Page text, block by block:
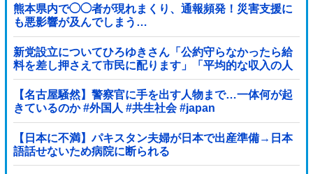
熊本県内で◯◯者が現れまくり、通報頻発！災害支援に
も悪影響が及んでしまう…
新党設立についてひろゆきさん「公約守らなかったら給
料を差し押さえて市民に配ります」「平均的な収入の人
が結婚できるようにしなければならない」
【名古屋騒然】警察官に手を出す人物まで…一体何が起
きているのか #外国人 #共生社会 #japan
【日本に不満】パキスタン夫婦が日本で出産準備→日本
語話せないため病院に断られる